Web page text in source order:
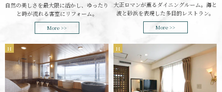
自然の美しさを最大限に活かし、ゆったり
と時が流れる客室にリフォーム。
More >>
大正ロマンが薫るダイニングルーム。海と
波と砂浜を表現した多目的レストラン。
More >>
H H